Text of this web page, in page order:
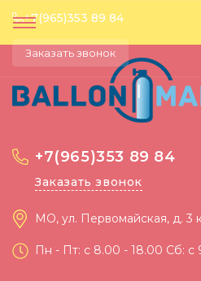
+7(965)353 89 84
Заказать звонок
МО, ул. Первомайская, д. 3
Пн - Пт: c 8.00 - 18.00 Сб: c
+7(965)353 89 84
Заказать звонок